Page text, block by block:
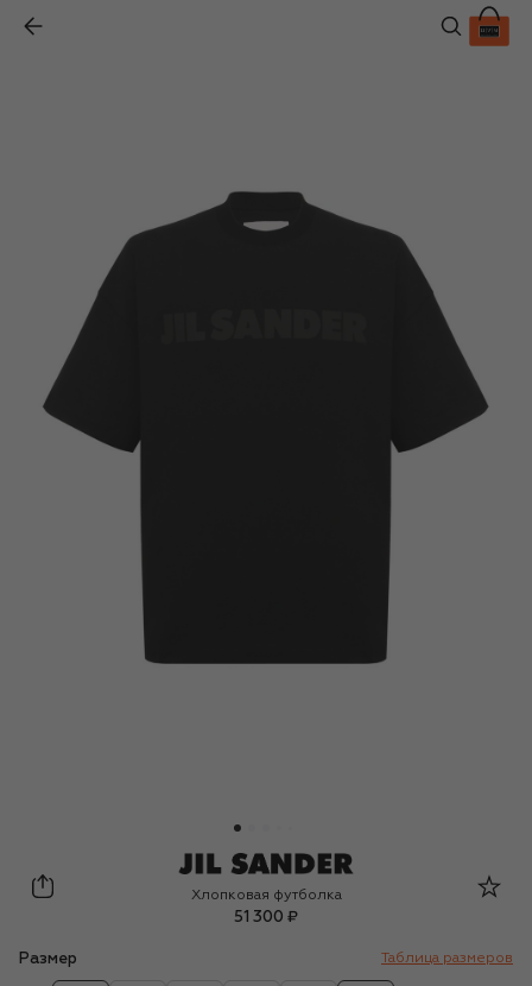
Jil Sander
Хлопковая футболка
51 300 ₽
Размер Таблица размеров